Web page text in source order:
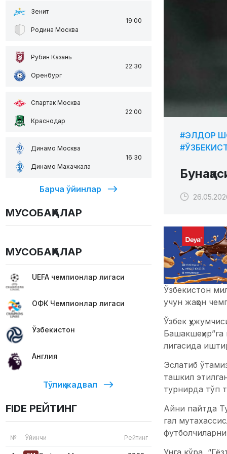
Зенит
Родина Москва
19:00
Рубин Казань
Оренбург
22:30
Спартак Москва
Краснодар
22:00
Динамо Москва
Динамо Махачкала
16:30
Барча ўйинлар
МУСОБАҚАЛАР
МУСОБАҚАЛАР
UEFA чемпионлар лигаси
ОФК Чемпионлар лигаси
Ўзбекистон
Англия
Тўлиқ жадвал
FIDE РЕЙТИНГ
№ Ўйинчи Рейтинг
#ЭЛДОР
Ўзбекистон
учун жаҳон
Ўзбек
лигасида
Эслатиб
ташкил
турнирда тўп
Айни пайтда
гал
Унга кўра,